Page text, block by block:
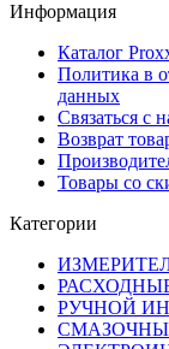
Информация
Каталог
Политика в
данных
Связаться с
Возврат
Товары со
Категории
РУЧНОЙ